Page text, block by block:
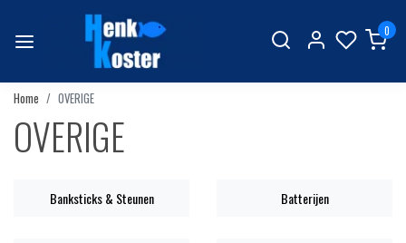
0
Home OVERIGE
OVERIGE
Banksticks & Steunen Batterijen